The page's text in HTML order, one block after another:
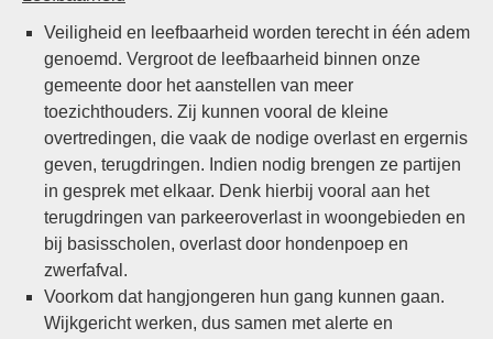
Veiligheid en leefbaarheid worden terecht in één adem
genoemd. Vergroot de leefbaarheid binnen onze
gemeente door het aanstellen van meer
toezichthouders. Zij kunnen vooral de kleine
overtredingen, die vaak de nodige overlast en ergernis
geven, terugdringen. Indien nodig brengen ze partijen
in gesprek met elkaar. Denk hierbij vooral aan het
terugdringen van parkeeroverlast in woongebieden en
bij basisscholen, overlast door hondenpoep en
zwerfafval.
Voorkom dat hangjongeren hun gang kunnen gaan.
Wijkgericht werken, dus samen met alerte en